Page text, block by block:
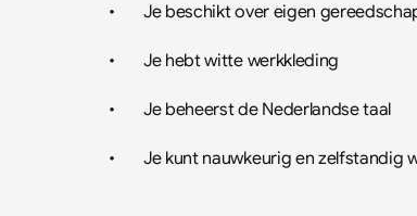
•	Je beschikt over eigen
•	Je hebt witte werkkleding
•	Je beheerst de Nederlandse taal
•	Je kunt nauwkeurig en zelfstandig